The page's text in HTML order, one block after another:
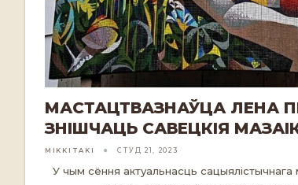
МАСТАЦТВАЗНАЎЦА ЛЕНА
ЗНІШЧАЦЬ САВЕЦКІЯ
MIKKITAKI СТУД 21, 2023
У чым сёння актуальнасць